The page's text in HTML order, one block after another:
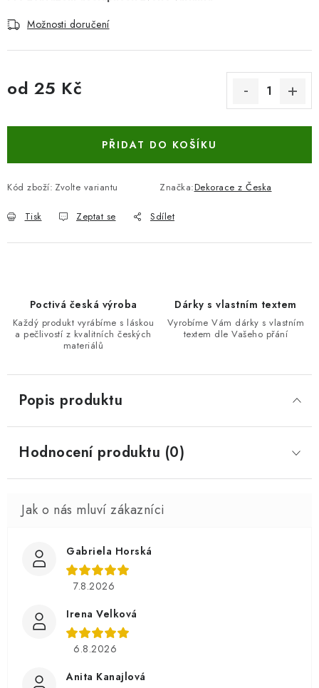
Možnosti doručení
od 25 Kč
PŘIDAT DO KOŠÍKU
Kód zboží: Zvolte variantu Značka:Dekorace z Česka
Tisk Zeptat se Sdílet
Poctivá česká výroba
Každý produkt vyrábíme s láskou
a pečlivostí z kvalitních českých
materiálů
Dárky s vlastním textem
Vyrobíme Vám dárky s vlastním
textem dle Vašeho přání
Popis produktu
Hodnocení produktu (0)
Gabriela Horská
7.8.2026
Irena Velková
6.8.2026
Anita Kanajlová